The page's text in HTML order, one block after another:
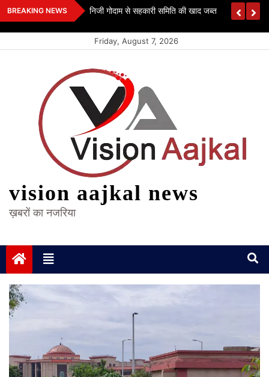
Skip
to
BREAKING NEWS निजी गोदाम से सहकारी समिति की खाद जब्त
Friday, August 7, 2026
vision aajkal news
ख़बरों का नजरिया